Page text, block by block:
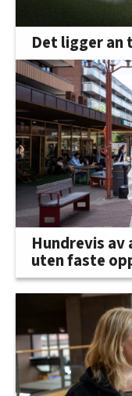
Det ligger
Hundrevis av
uten faste